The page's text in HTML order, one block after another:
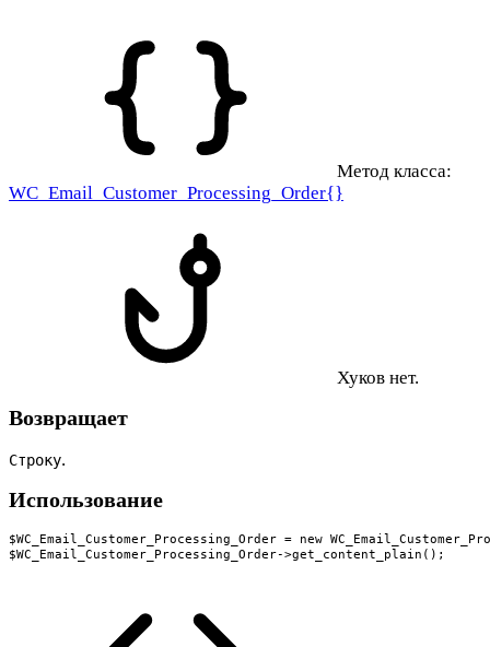
Метод класса:
WC_Email_Customer_Processing_Order{}
Хуков нет.
Возвращает
Строку.
Использование
$WC_Email_Customer_Processing_Order = new
$WC_Email_Customer_Processing_Order->get_content_plain();